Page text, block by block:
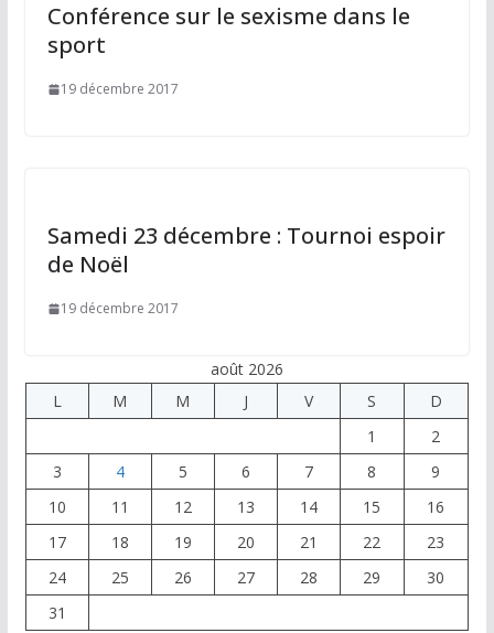
Conférence sur le sexisme dans le
sport
19 décembre 2017
Samedi 23 décembre : Tournoi espoir
de Noël
19 décembre 2017
août 2026
L
M M J V S
D
1
2
3
4 5 6 7 8
9
10
11 12 13 14 15
16
17
18 19 20 21 22
23
24
25 26 27 28 29
30
31